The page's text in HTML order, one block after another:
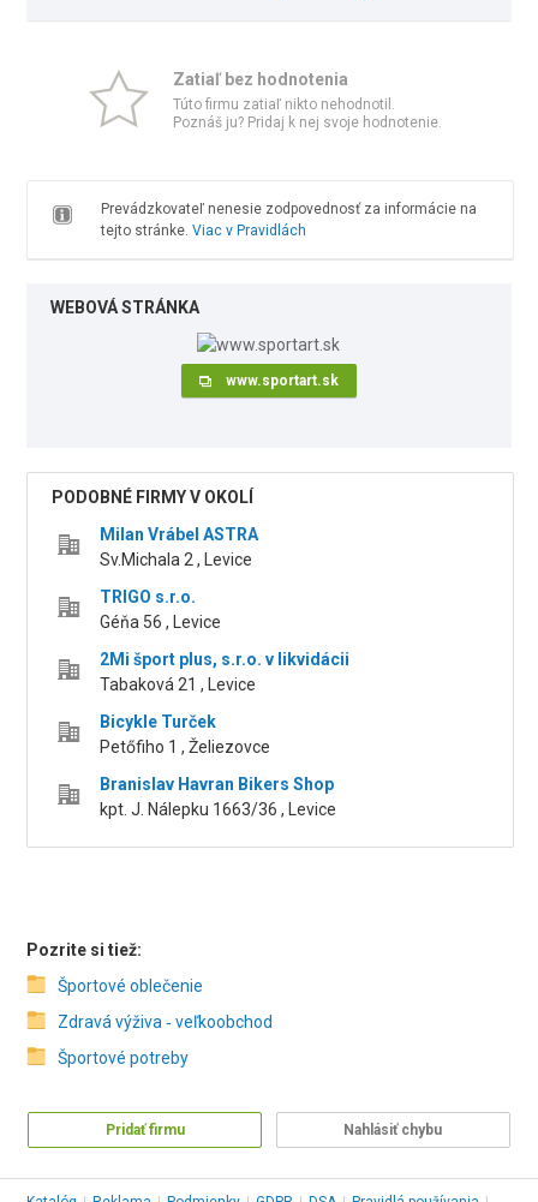
Zatiaľ bez hodnotenia
Túto firmu zatiaľ nikto nehodnotil.
Poznáš ju? Pridaj k nej svoje hodnotenie.
Prevádzkovateľ nenesie zodpovednosť za informácie na
tejto stránke. Viac v Pravidlách
WEBOVÁ STRÁNKA
www.sportart.sk
PODOBNÉ FIRMY V OKOLÍ
Milan Vrábel ASTRA
Sv.Michala 2 , Levice
TRIGO s.r.o.
Géňa 56 , Levice
2Mi šport plus, s.r.o. v likvidácii
Tabaková 21 , Levice
Bicykle Turček
Petőfiho 1 , Želiezovce
Branislav Havran Bikers Shop
kpt. J. Nálepku 1663/36 , Levice
Pozrite si tiež:
Športové oblečenie
Zdravá výživa ‑ veľkoobchod
Športové potreby
Pridať firmu Nahlásiť chybu